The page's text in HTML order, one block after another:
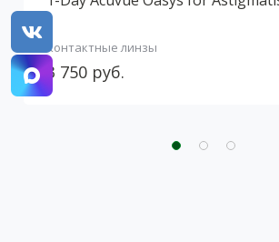
Контактные линзы
3 750 руб.